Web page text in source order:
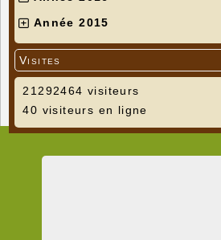
Année 2015
Visites
21292464 visiteurs
40 visiteurs en ligne